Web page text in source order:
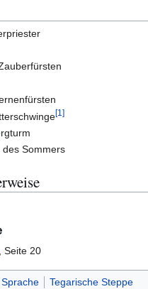
[1]
Sommers
Seite 20
Sprache Tegarische Steppe